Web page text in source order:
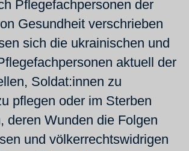
Pflegefachpersonen der
Gesundheit verschrieben
sich die ukrainischen und
aktuell der
Soldat:innen zu
pflegen oder im Sterben
deren Wunden die Folgen
und völkerrechtswidrigen